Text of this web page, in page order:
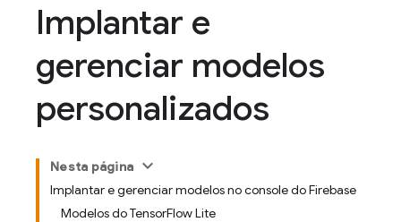
Implantar e
gerenciar modelos
personalizados
Nesta página
Implantar e gerenciar modelos no console do Firebase
Modelos do TensorFlow Lite